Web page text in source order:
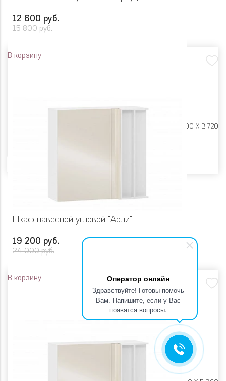
Оператор онлайн
Здравствуйте! Готовы помочь
Вам. Напишите, если у Вас
появятся вопросы.
12 600 руб.
15 800 руб.
В корзину
Ш 1000 X Г 400 X В 720
Шкаф навесной угловой "Арли"
19 200 руб.
24 000 руб.
В корзину